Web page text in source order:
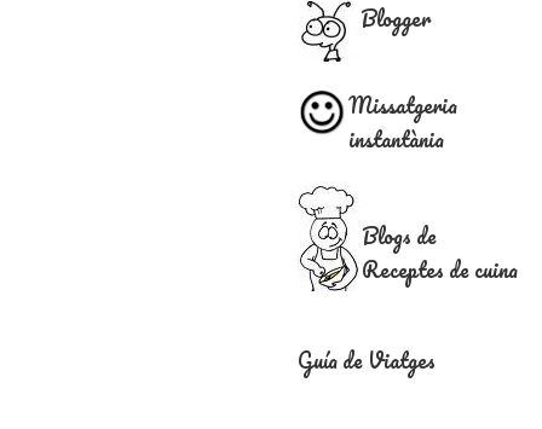
Blogger
Missatgeria
instantània
Blogs de
Receptes de cuina
Guía de Viatges